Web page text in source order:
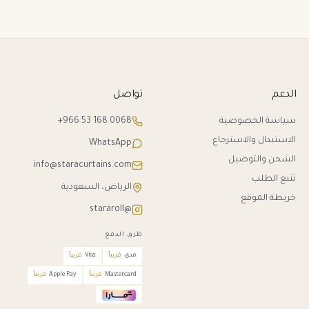
الدعم
سياسة الخصوصية
الاستبدال والاسترجاع
الشحن والتوصيل
تتبع الطلب
خريطة الموقع
تواصل
+966 53 168 0068
WhatsApp
info@staracurtains.com
الرياض، السعودية
@stararoll
طرق الدفع
مدى قريباً Visa قريباً
Mastercard قريباً Apple Pay قريباً